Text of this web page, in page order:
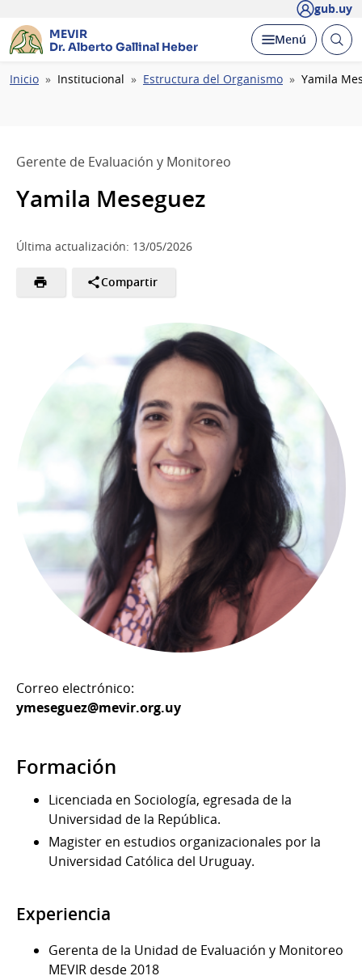
gub.uy
MEVIR
Dr. Alberto Gallinal Heber
Desplegar
Menú Abrir
Ruta
Inicio Institucional Estructura del Organismo Yamila
Gerente de Evaluación y Monitoreo
Yamila Meseguez
Última actualización: 13/05/2026
Compartir
Correo electrónico:
ymeseguez@mevir.org.uy
Formación
Licenciada en Sociología, egresada de la
Universidad de la República.
Magister en estudios organizacionales por la
Universidad Católica del Uruguay.
Experiencia
Gerenta de la Unidad de Evaluación y Monitoreo
MEVIR desde 2018